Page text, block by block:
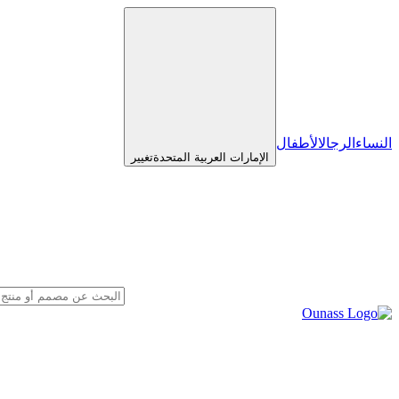
النساء الرجالالأطفال
الإمارات العربية المتحدةتغيير